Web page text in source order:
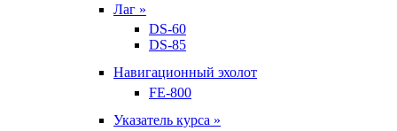
Лаг »
DS-60
DS-85
Навигационный эхолот
FE-800
Указатель курса »